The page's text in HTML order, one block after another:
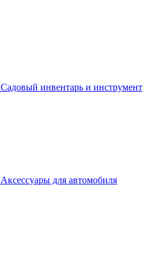
Садовый инвентарь и инструмент
Аксессуары для автомобиля